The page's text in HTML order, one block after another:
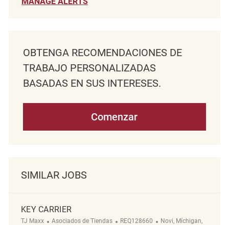
OBTENGA RECOMENDACIONES DE
TRABAJO PERSONALIZADAS
BASADAS EN SUS INTERESES.
Comenzar
SIMILAR JOBS
KEY CARRIER
TJ Maxx Categoría
Asociados de Tiendas ReqId
REQ128660 Ubicación
Novi, Míchigan,